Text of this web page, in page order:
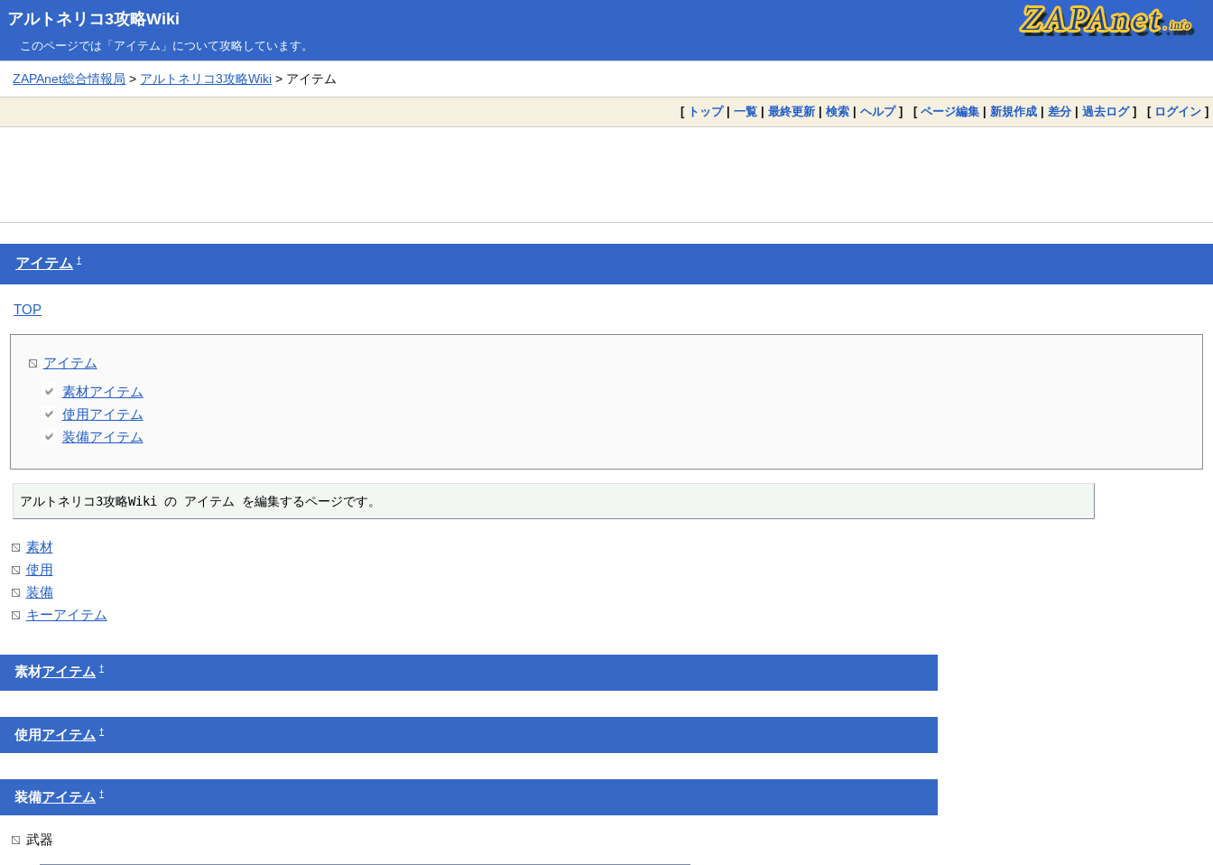
アルトネリコ3攻略Wiki
このページでは「アイテム」について攻略しています。
ZAPAnet総合情報局 > アルトネリコ3攻略Wiki > アイテム
[ トップ| 一覧 | 最終更新 | 検索 | ヘルプ] [ ページ編集 | 新規作成 | 差分 | 過去ログ] [ ログイン ]
アイテム †
TOP
アイテム
素材アイテム
使用アイテム
装備アイテム
アルトネリコ3攻略Wiki の アイテム を編集するページです。
素材
使用
装備
キーアイテム
素材アイテム †
使用アイテム †
装備アイテム †
武器